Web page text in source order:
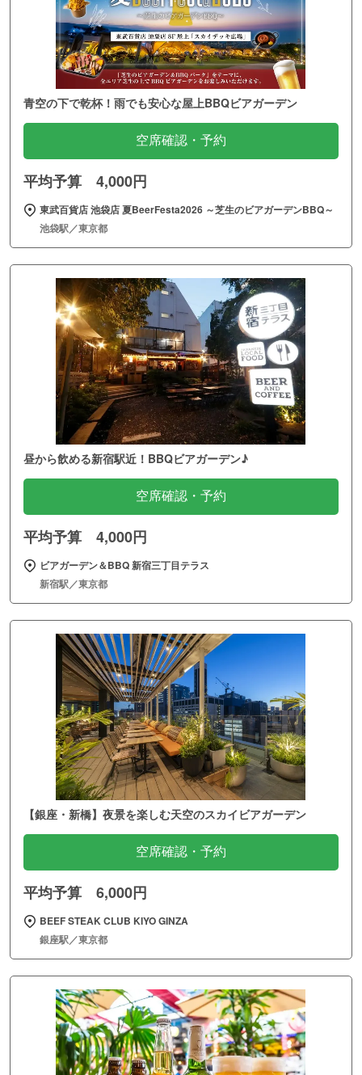
青空の下で乾杯！雨でも安心な屋上BBQビアガーデン
空席確認・予約
平均予算 4,000円
東武百貨店 池袋店 夏BeerFesta2026 ～芝生のビアガーデンBBQ～
池袋駅／東京都
昼から飲める新宿駅近！BBQビアガーデン♪
空席確認・予約
平均予算 4,000円
ビアガーデン＆BBQ 新宿三丁目テラス
新宿駅／東京都
【銀座・新橋】夜景を楽しむ天空のスカイビアガーデン
空席確認・予約
平均予算 6,000円
BEEF STEAK CLUB KIYO GINZA
銀座駅／東京都